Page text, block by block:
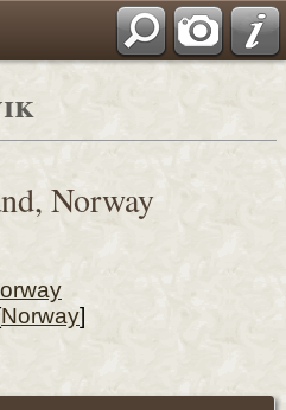
Norway
Norway]